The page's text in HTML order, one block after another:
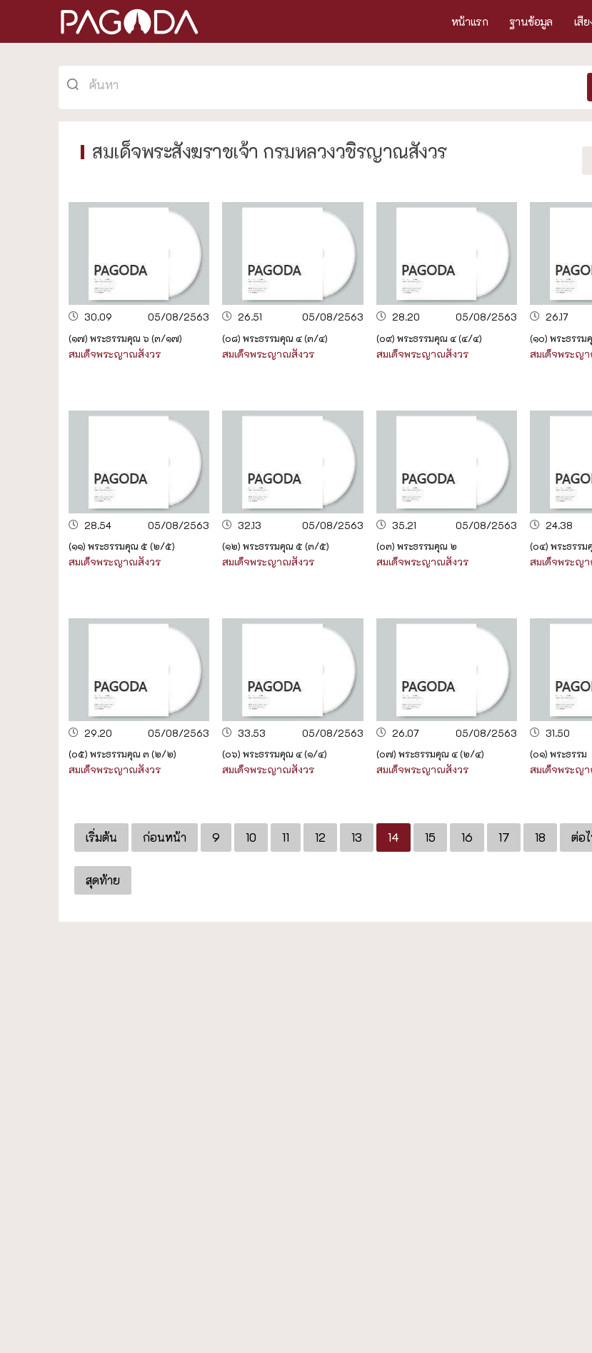
หน้าแรก ฐานข้อมูล เสีย
สมเด็จพระสังฆราชเจ้า กรมหลวงวชิรญาณสังวร
30.09
05/08/2563
(๑๗) พระธรรมคุณ ๖ (๓/๑๗)
สมเด็จพระญาณสังวร
26.51
05/08/2563
(๐๘) พระธรรมคุณ ๔ (๓/๔)
สมเด็จพระญาณสังวร
28.20
05/08/2563
(๐๙) พระธรรมคุณ ๔ (๔/๔)
สมเด็จพระญาณสังวร
26.17
(๑๐) พระธรร
สมเด็จพระญ
28.54
05/08/2563
(๑๑) พระธรรมคุณ ๕ (๒/๕)
สมเด็จพระญาณสังวร
32.13
05/08/2563
(๑๒) พระธรรมคุณ ๕ (๓/๕)
สมเด็จพระญาณสังวร
35.21
05/08/2563
(๐๓) พระธรรมคุณ ๒
สมเด็จพระญาณสังวร
24.38
(๐๔) พระธรร
สมเด็จพระญ
29.20
05/08/2563
(๐๕) พระธรรมคุณ ๓ (๒/๒)
สมเด็จพระญาณสังวร
33.53
05/08/2563
(๐๖) พระธรรมคุณ ๔ (๑/๔)
สมเด็จพระญาณสังวร
26.07
05/08/2563
(๐๗) พระธรรมคุณ ๔ (๒/๔)
สมเด็จพระญาณสังวร
31.50
(๐๑) พระธรรม
สมเด็จพระญ
เริ่มต้น ก่อนหน้า 9 10 11 12 13 14 15 16 17 18 ต่อ
สุดท้าย